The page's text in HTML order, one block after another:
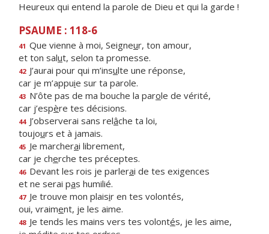
Heureux qui entend la parole de Dieu et qui la garde !
PSAUME : 118-6
41 Que vienne à moi, Seigneur, ton amour,
et ton salut, selon ta promesse.
42 J’aurai pour qui m’insulte une réponse,
car je m’appuie sur ta parole.
43 N’ôte pas de ma bouche la parole de vérité,
car j’espère tes décisions.
44 J’observerai sans relâche ta loi,
toujours et à jamais.
45 Je marcherai librement,
car je cherche tes préceptes.
46 Devant les rois je parlerai de tes exigences
et ne serai pas humilié.
47 Je trouve mon plaisir en tes volontés,
oui, vraiment, je les aime.
48 Je tends les mains vers tes volontés, je les aime,